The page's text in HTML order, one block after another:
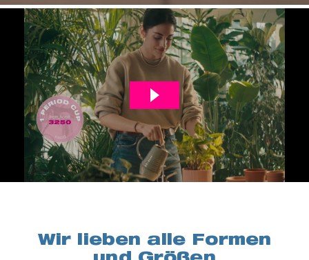
Wir lieben alle Formen